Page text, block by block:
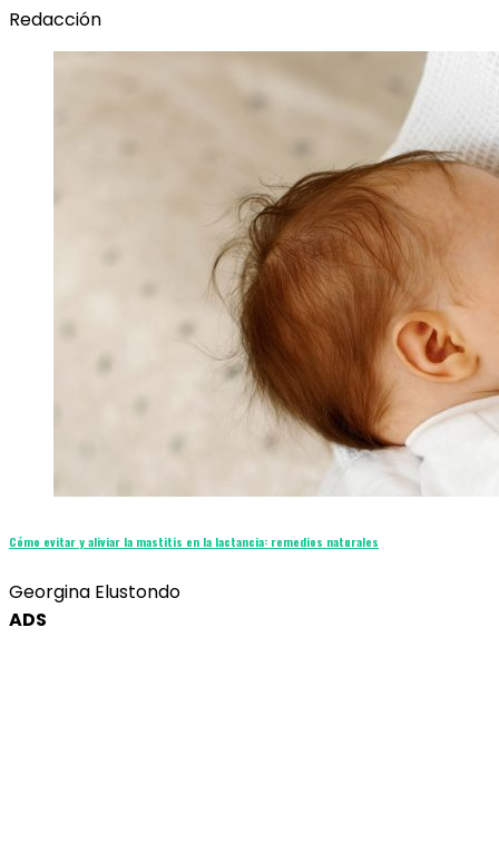
Redacción
Cómo evitar y aliviar la mastitis en la lactancia: remedios naturales
Georgina Elustondo
ADS